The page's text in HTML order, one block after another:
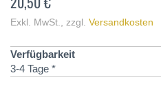
Exkl. MwSt. zzgl. Versandkosten
Verfügbarkeit
3-4 Tage *